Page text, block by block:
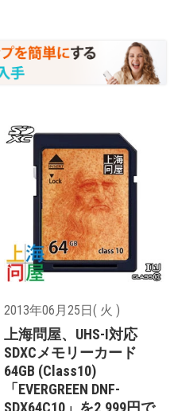
2013年06月25日( 火 )
上海問屋、UHS-I対応
SDXCメモリーカード
64GB (Class10)
「EVERGREEN DNF-
SDX64C10」を2,999円で